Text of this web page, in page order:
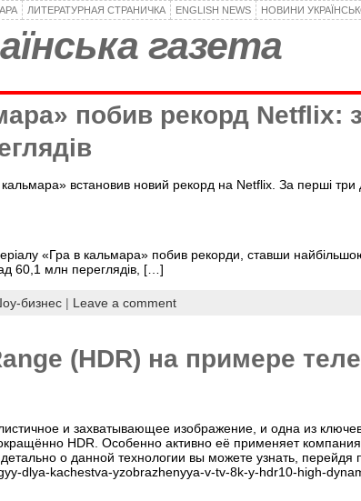
ЛИТЕРАТУРНАЯ СТРАНИЧКА ENGLISH NEWS НОВИНИ
газета
побив рекорд Netflix:
встановив новий рекорд на Netflix. За перші три
«Гра в кальмара» побив рекорди, ставши
60,1 млн переглядів, […]
бизнес | Leave a comment
(HDR) на примере
и захватывающее изображение, и одна из
HDR. Особенно активно её применяет
о данной технологии вы можете узнать,
dlya-kachestva-yzobrazhenyya-v-tv-8k-y-hdr10-high-